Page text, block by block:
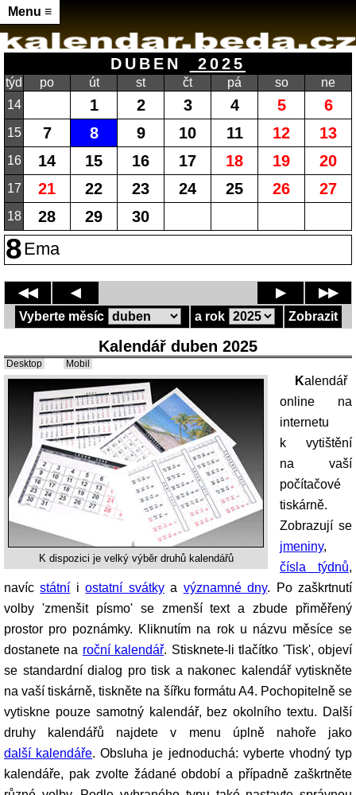
Menu ≡
DUBEN 2025
týd po út st čt pá so
ne
14
1 2 3 4 5 6
15 7 8 9 10 11 12 13
16 14 15 16 17 18 19 20
17 21 22 23 24 25 26 27
18 28 29 30
8Ema
Vyberte měsíc a rok Zobrazit
◀◀ ◀ ▶ ▶▶
Kalendář duben 2025
Desktop Mobil
K dispozici je velký výběr druhů kalendářů
Kalendář
online na
internetu
k vytištění
na vaší
počítačové
tiskárně.
Zobrazují se
jmeniny,
čísla týdnů,
navícstátní iostatní svátkya významné dny. Po zaškrtnutí
volby 'zmenšit písmo' se zmenší text a zbude přiměřený
prostor pro poznámky. Kliknutím na rok u názvu měsíce se
dostanete na roční kalendář. Stisknete-li tlačítko 'Tisk', objeví
se standardní dialog pro tisk a nakonec kalendář vytiskněte
na vaší tiskárně, tiskněte na šířku formátu A4. Pochopitelně se
vytiskne pouze samotný kalendář, bez okolního textu. Další
druhy kalendářů najdete v menu úplně nahoře jako
další kalendáře. Obsluha je jednoduchá: vyberte vhodný typ
kalendáře, pak zvolte žádané období a případně zaškrtněte